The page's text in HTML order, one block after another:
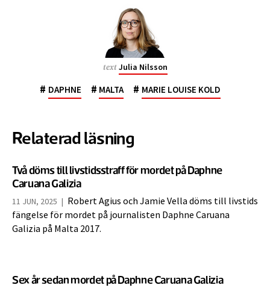
text Julia Nilsson
# DAPHNE # MALTA # MARIE LOUISE KOLD
Relaterad läsning
Två döms till livstidsstraff för mordet på Daphne
Caruana Galizia
11 JUN, 2025 | Robert Agius och Jamie Vella döms till livstids
fängelse för mordet på journalisten Daphne Caruana
Galizia på Malta 2017.
Sex år sedan mordet på Daphne Caruana Galizia